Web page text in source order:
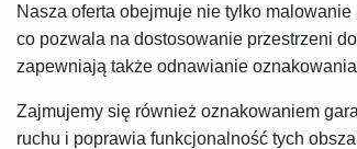
Nasza oferta obejmuje nie tylko
co pozwala na dostosowanie przestrzeni
zapewniają także odnawianie
Zajmujemy się również oznakowaniem
ruchu i poprawia funkcjonalność tych